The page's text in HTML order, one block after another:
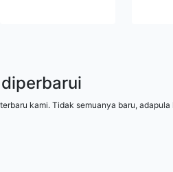
kami. Tidak semuanya baru,